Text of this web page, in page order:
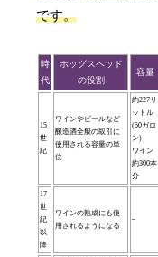
です。
時
代
ホッグスヘッド
の役割
容量
15
世
紀
ワインやビールなど
醸造酒全般の取引に
使用される容量の単
位
約227リ
ットル
(50ガロ
ン)
ワイン
約300本
分
17
世
紀
以
降
ワインの熟成にも使
用されるようになる
–